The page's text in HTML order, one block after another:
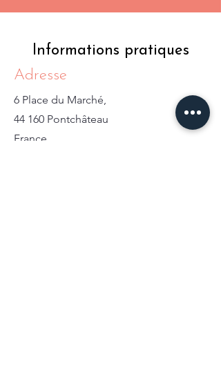
Informations pratiques
Adresse
6 Place du Marché,
44 160 Pontchâteau
France